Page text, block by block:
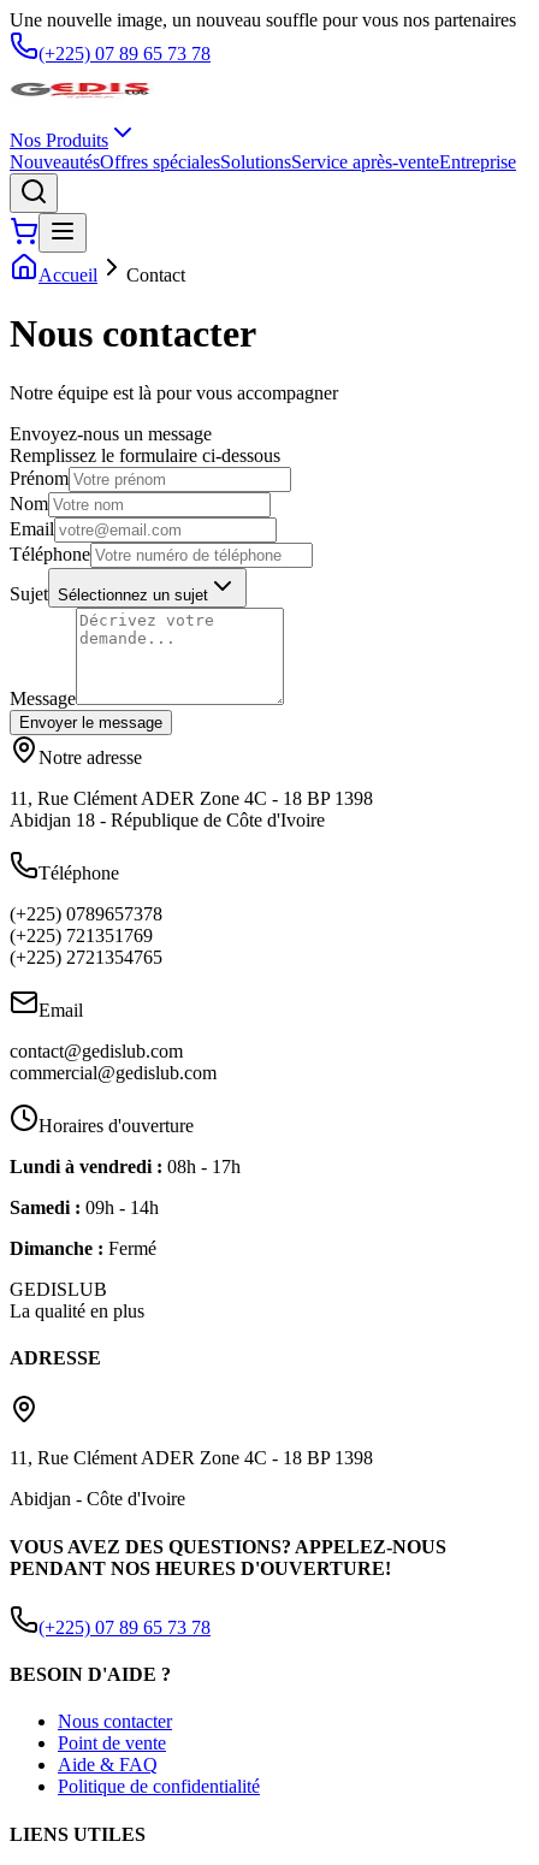
Une nouvelle image, un nouveau souffle pour vous nos partenaires
(+225) 07 89 65 73 78
Nos Produits
NouveautésOffres spécialesSolutionsService après-venteEntreprise
Accueil Contact
Nous contacter
Notre équipe est là pour vous accompagner
Envoyez-nous un message
Remplissez le formulaire ci-dessous
Prénom
Nom
Email
Téléphone
Sujet Sélectionnez un sujet
Message
Envoyer le message
Notre adresse
11, Rue Clément ADER Zone 4C - 18 BP 1398
Abidjan 18 - République de Côte d'Ivoire
Téléphone
(+225) 0789657378
(+225) 721351769
(+225) 2721354765
Email
contact@gedislub.com
commercial@gedislub.com
Horaires d'ouverture
Lundi à vendredi : 08h - 17h
Samedi : 09h - 14h
Dimanche : Fermé
GEDISLUB
La qualité en plus
ADRESSE
11, Rue Clément ADER Zone 4C - 18 BP 1398
Abidjan - Côte d'Ivoire
VOUS AVEZ DES QUESTIONS? APPELEZ-NOUS
PENDANT NOS HEURES D'OUVERTURE!
(+225) 07 89 65 73 78
BESOIN D'AIDE ?
Nous contacter
Point de vente
Aide & FAQ
Politique de confidentialité
LIENS UTILES